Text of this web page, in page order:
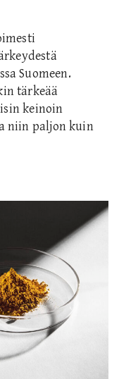
Suomeen.
tärkeää
keinoin
niin paljon kuin